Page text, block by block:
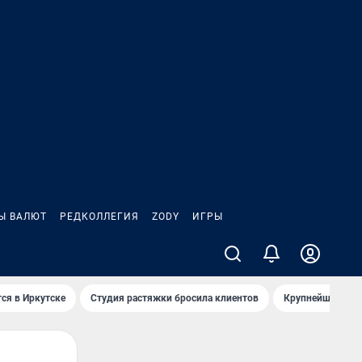
ВАЛЮТ РЕДКОЛЛЕГИЯ ZODY ИГРЫ
в Иркутске Студия растяжки бросила клиентов Крупнейшие